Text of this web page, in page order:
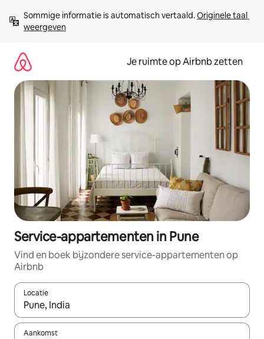
direct
naar
Sommige informatie is automatisch vertaald. Originele taal
weergeven
Je ruimte op Airbnb zetten
Service-appartementen in Pune
Vind en boek bijzondere service-appartementen op
Airbnb
Locatie
Wanneer er suggesties beschikbaar zijn, maak je een keuze
Aankomst